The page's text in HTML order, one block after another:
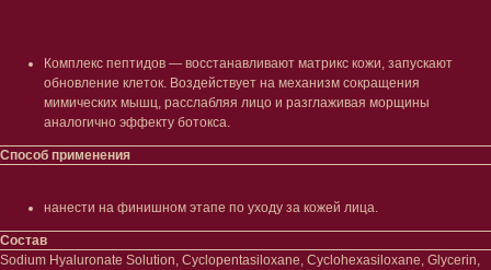
Комплекс пептидов — восстанавливают матрикс кожи, запускают
обновление клеток. Воздействует на механизм сокращения
мимических мышц, расслабляя лицо и разглаживая морщины
аналогично эффекту ботокса.
Способ применения
нанести на финишном этапе по уходу за кожей лица.
Состав
Sodium Hyaluronate Solution, Cyclopentasiloxane, Cyclohexasiloxane, Glycerin,
Тело
Уход за руками
Лицо
Очищение
Сыворотки/ эссенции
Защита от солнца
Тонизация